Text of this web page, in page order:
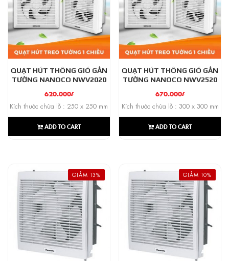
QUẠT HÚT THÔNG GIÓ GẮN
TƯỜNG NANOCO NWV2020
620.000₫
Kích thước chừa lỗ : 250 x 250 mm
ADD TO CART
QUẠT HÚT THÔNG GIÓ GẮN
TƯỜNG NANOCO NWV2520
670.000₫
Kích thước chừa lỗ : 300 x 300 mm
ADD TO CART
GIẢM 13% GIẢM 10%